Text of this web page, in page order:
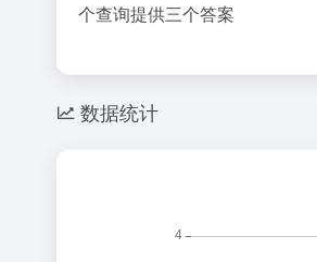
个查询提供三个答案
数据统计